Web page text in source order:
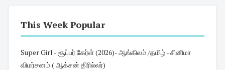
This Week Popular
Super Girl - சூப்பர் கேர்ள் (2026)- ஆங்கிலம் /தமிழ் - சினிமா
விமர்சனம் ( ஆக்சன் திரில்லர்)